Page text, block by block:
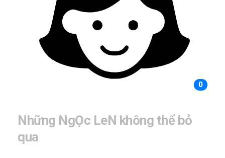
0
Những NgỌc LeN không thể bỏ
qua